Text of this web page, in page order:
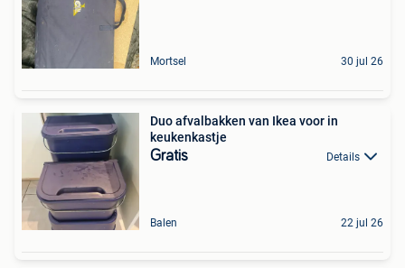
Mortsel 30 jul 26
Duo afvalbakken van Ikea voor in
keukenkastje
Gratis Details
Balen 22 jul 26